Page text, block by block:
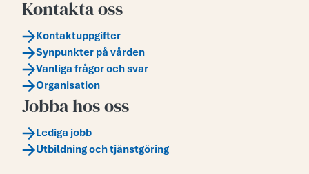
Kontakta oss
Kontaktuppgifter
Synpunkter på vården
Vanliga frågor och svar
Organisation
Jobba hos oss
Lediga jobb
Utbildning och tjänstgöring